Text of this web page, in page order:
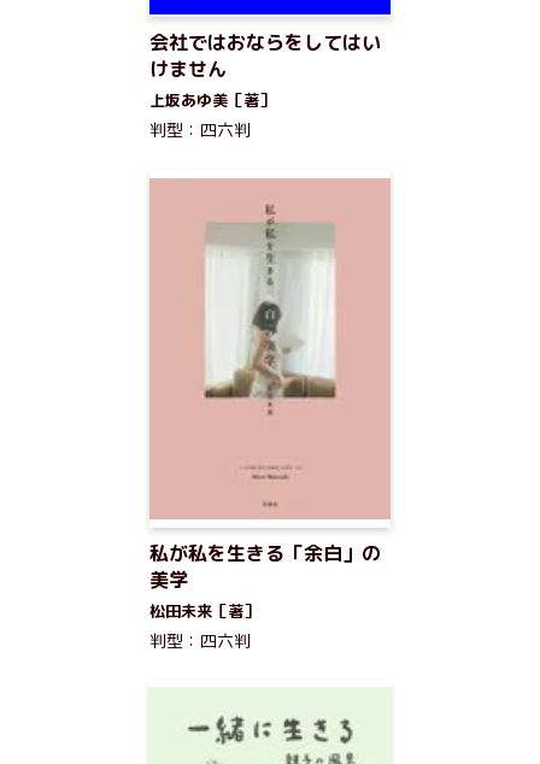
会社ではおならをしてはい
けません
上坂あゆ美［著］
判型：四六判
私が私を生きる「余白」の
美学
松田未来［著］
判型：四六判